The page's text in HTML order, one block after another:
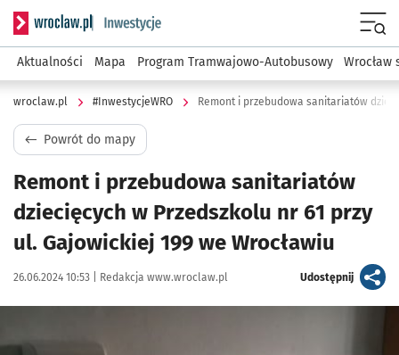
Serwis informacyjny wroclaw.pl podserwis:
Aktualności Mapa Program Tramwajowo-Autobusowy Wrocław
wroclaw.pl #InwestycjeWRO
Powrót do mapy
Remont i przebudowa sanitariatów
dziecięcych w Przedszkolu nr 61 przy
ul. Gajowickiej 199 we Wrocławiu
Data publikacji:
26.06.2024 10:53 | Autor:
Redakcja www.wroclaw.pl Udostępnijartykuł